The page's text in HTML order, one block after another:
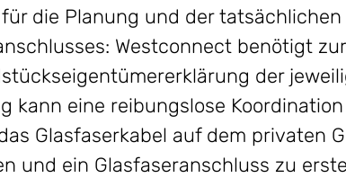
die Planung und der
Westconnect benötigt
der
kann eine reibungslose
Glasfaserkabel auf dem privaten
und ein Glasfaseranschluss zu